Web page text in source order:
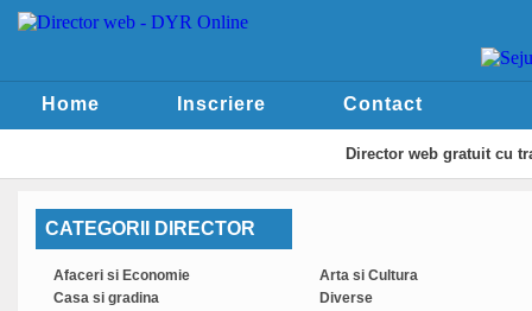
Home Inscriere Contact
Director webgratuit cu
CATEGORII DIRECTOR
Afaceri si Economie
Arta si Cultura
Casa si gradina
Diverse